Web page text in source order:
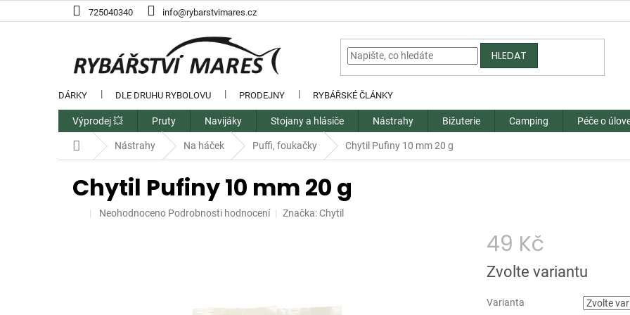
na
725040340 info@rybarstvimares.cz
DÁRKY DLE DRUHU RYBOLOVU PRODEJNY RYBÁŘSKÉ ČLÁNKY
HLEDAT
Výprodej 💥 Pruty Navijáky Stojany a hlásiče Nástrahy Bižuterie Camping Péče o
Domů Nástrahy Na háček Puffi, foukačky Chytil Pufiny 10 mm 20 g
Chytil Pufiny 10 mm 20 g
Průměrné
Neohodnoceno Podrobnosti hodnocení Značka:Chytil
49 Kč
Měrná
cena:
Zvolte variantu
Varianta